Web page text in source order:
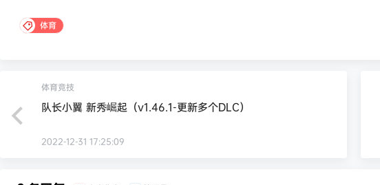
体育
体育竞技
队长小翼 新秀崛起（v1.46.1-更新多个DLC）
2022-12-31 17:25:09